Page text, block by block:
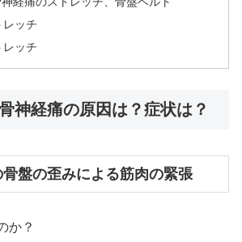
レッチ
レッチ
神経痛の原因は？症状は？
盤の歪みによる筋肉の緊張
か？